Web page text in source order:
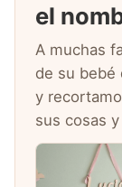
el
A muchas
de su bebé
y
sus cosas